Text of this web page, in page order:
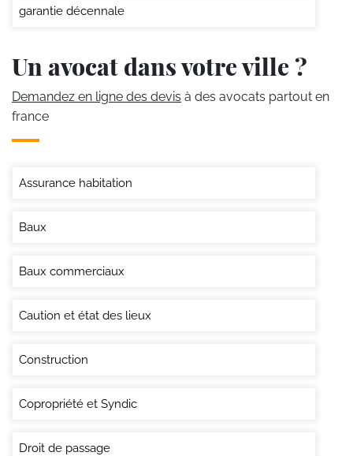
garantie décennale
Un avocat dans votre ville ?
Demandez en ligne des devis à des avocats partout en
france
Assurance habitation
Baux
Baux commerciaux
Caution et état des lieux
Construction
Copropriété et Syndic
Droit de passage